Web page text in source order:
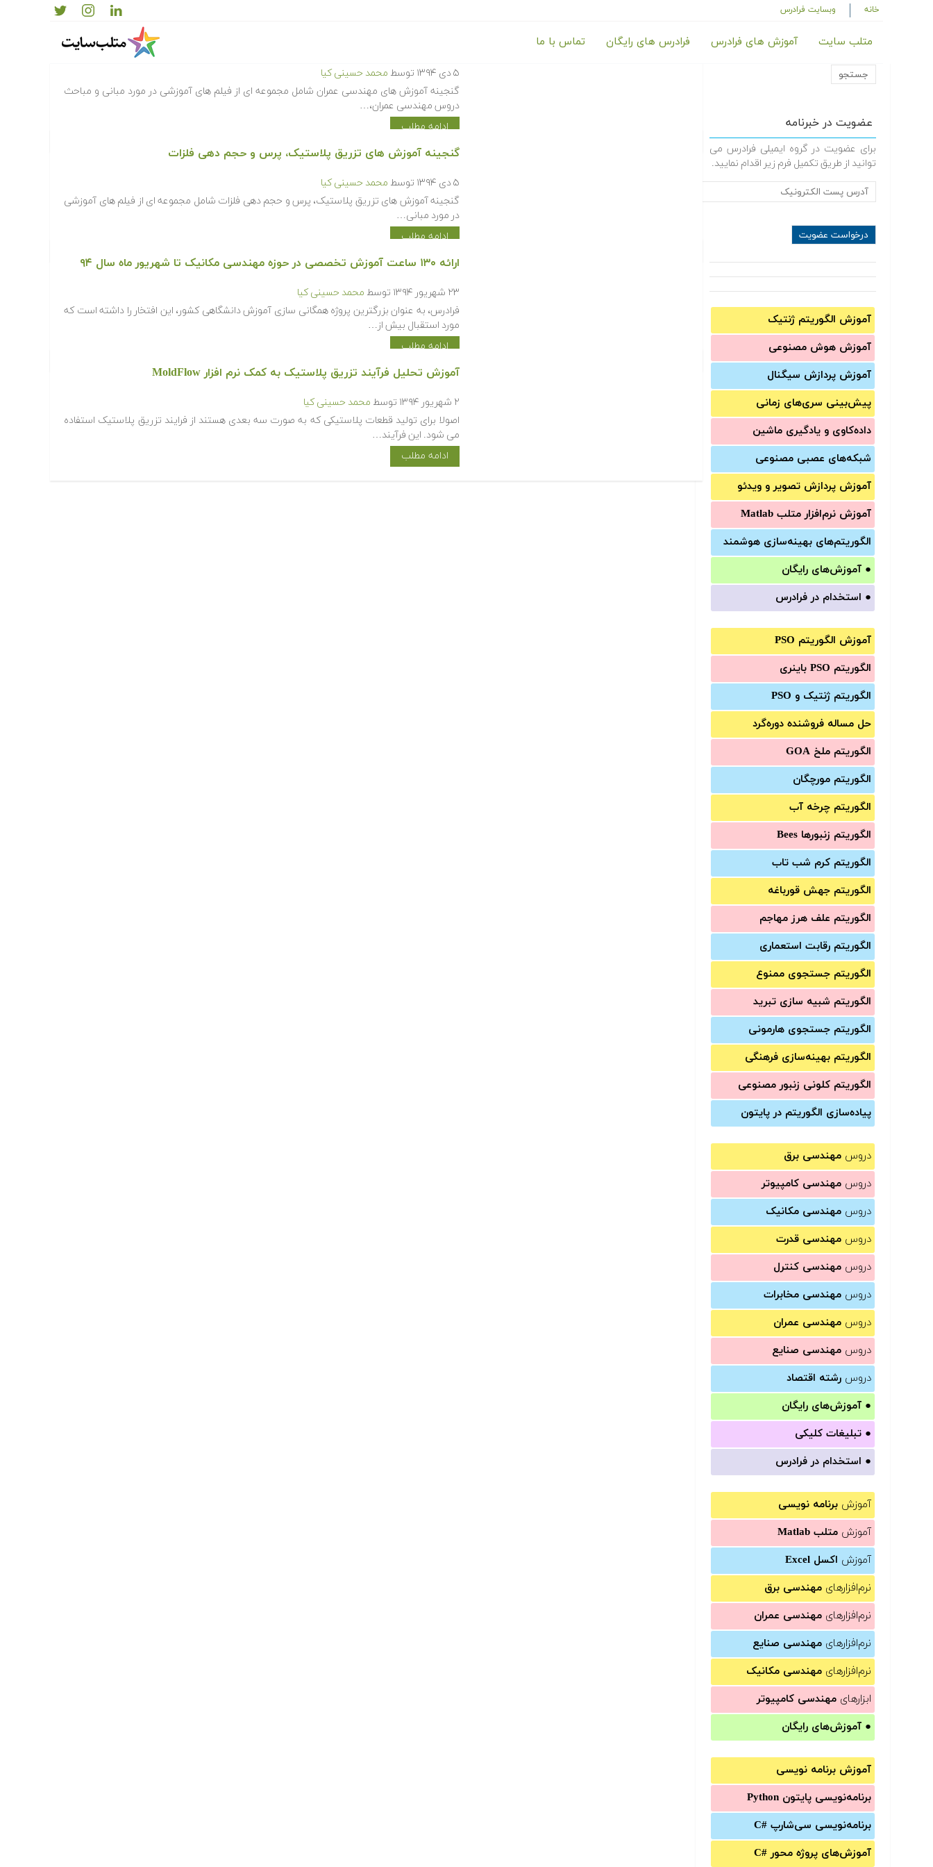
خانه وبسایت فرادرس
متلب سایت آموزش های فرادرس فرادرس های رایگان تماس با ما
عضویت در خبرنامه
برای عضویت در گروه ایمیلی فرادرس می
توانید از طریق تکمیل فرم زیر اقدام نمایید.
آموزش الگوریتم ژنتیک
آموزش‌ هوش مصنوعی
آموزش‌ پردازش سیگنال
پیش‌‌بینی سری‌‌های زمانی
داده‌کاوی و یادگیری ماشین
شبکه‌های عصبی مصنوعی
آموزش‌ پردازش تصویر و ویدئو
آموزش‌ نرم‌افزار متلب Matlab
الگوریتم‌های بهینه‌سازی هوشمند
● آموزش‌های رایگان
● استخدام در فرادرس
آموزش الگوریتم PSO
الگوریتم PSO باینری
الگوریتم ژنتیک و PSO
حل مساله فروشنده دوره‌گرد
الگوریتم ملخ GOA
الگوریتم مورچگان
الگوریتم چرخه آب
الگوریتم زنبورها Bees
الگوریتم کرم شب تاب
الگوریتم جهش قورباغه
الگوریتم علف هرز مهاجم
الگوریتم رقابت استعماری
الگوریتم جستجوی ممنوع
الگوریتم شبیه سازی تبرید
الگوریتم جستجوی هارمونی
الگوریتم بهینه‌سازی فرهنگی
الگوریتم کلونی زنبور مصنوعی
پیاده‌سازی الگوریتم در پایتون
دروس مهندسی برق
دروس مهندسی کامپیوتر
دروس مهندسی مکانیک
دروس مهندسی قدرت
دروس مهندسی کنترل
دروس مهندسی مخابرات
دروس مهندسی عمران
دروس مهندسی صنایع
دروس رشته اقتصاد
● آموزش‌های رایگان
● تبلیغات کلیکی
● استخدام در فرادرس
آموزش برنامه نویسی
آموزش متلب Matlab
آموزش اکسل Excel
نرم‌افزارهای مهندسی برق
نرم‌افزارهای مهندسی عمران
نرم‌افزارهای مهندسی صنایع
نرم‌افزارهای مهندسی مکانیک
ابزارهای مهندسی کامپیوتر
● آموزش‌های رایگان
آموزش برنامه نویسی
برنامه‌نویسی پایتون Python
برنامه‌‌نویسی سی‌شارپ C#‎
آموزش‌های پروژه محور #C
۵ دی ۱۳۹۴ توسط محمد حسینی کیا
گنجینه آموزش های مهندسی عمران شامل مجموعه ای از فیلم های آموزشی در مورد مبانی و مباحث
دروس مهندسی عمران،…
ادامه مطلب
گنجینه آموزش های تزریق پلاستیک، پرس و حجم دهی فلزات
۵ دی ۱۳۹۴ توسط محمد حسینی کیا
گنجینه آموزش های تزریق پلاستیک، پرس و حجم دهی فلزات شامل مجموعه ای از فیلم های آموزشی
در مورد مبانی…
ادامه مطلب
ارائه ۱۳۰ ساعت آموزش تخصصی در حوزه مهندسی مکانیک تا شهریور ماه سال ۹۴
۲۳ شهریور ۱۳۹۴ توسط محمد حسینی کیا
فرادرس، به عنوان بزرگترین پروژه همگانی سازی آموزش دانشگاهی کشور، این افتخار را داشته است که
مورد استقبال بیش از…
ادامه مطلب
آموزش تحلیل فرآیند تزریق پلاستیک به کمک نرم افزار MoldFlow
۲ شهریور ۱۳۹۴ توسط محمد حسینی کیا
اصولا برای تولید قطعات پلاستیکی که به صورت سه بعدی هستند از فرایند تزریق پلاستیک استفاده
می شود. این فرآیند…
ادامه مطلب